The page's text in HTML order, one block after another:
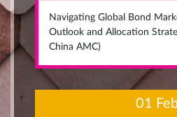
Navigating Global Bond
Outlook and Allocation
China AMC)
01